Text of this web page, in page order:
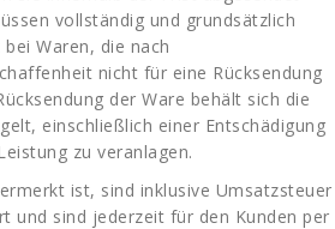
vollständig und grundsätzlich
Waren, die nach
nicht für eine Rücksendung
der Ware behält sich die
einschließlich einer Entschädigung
zu veranlagen.
ist, sind inklusive Umsatzsteuer
und sind jederzeit für den Kunden per